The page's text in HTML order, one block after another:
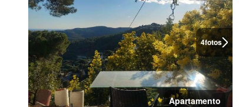
4fotos
Apartamento